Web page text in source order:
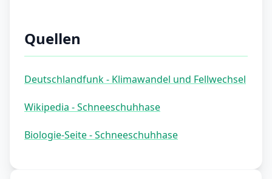
Quellen
Deutschlandfunk - Klimawandel und Fellwechsel
Wikipedia - Schneeschuhhase
Biologie-Seite - Schneeschuhhase